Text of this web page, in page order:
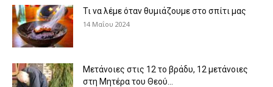
Τι να λέμε όταν θυμιάζουμε στο σπίτι μας
14 Μαΐου 2024
Μετάνοιες στις 12 το βράδυ, 12 μετάνοιες
στη Μητέρα του Θεού...